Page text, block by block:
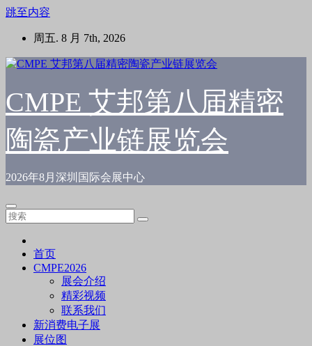
跳至内容
周五. 8 月 7th, 2026
CMPE 艾邦第八届精密
陶瓷产业链展览会
2026年8月深圳国际会展中心
首页
CMPE2026
展会介绍
精彩视频
联系我们
新消费电子展
展位图